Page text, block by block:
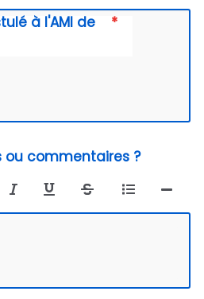
à l'AMI de
ou commentaires ?